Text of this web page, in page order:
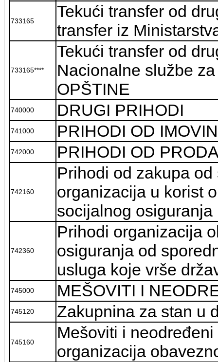
733165
Tekući transfer od
transfer iz
733165****
Tekući transfer od
Nacionalne službe
OPŠTINE
740000 DRUGI PRIHODI
741000 PRIHODI OD
742000 PRIHODI OD
742160
Prihodi od zakupa
organizacija u korist
socijalnog osiguranja
742360
Prihodi organizacija
osiguranja od
usluga koje vrše
745000 MEŠOVITI I
745120 Zakupnina za stan u
745160
Mešoviti i
organizacija